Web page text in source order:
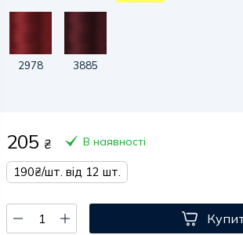
2978 3885
205 ₴ В наявності
190₴/шт. від 12 шт.